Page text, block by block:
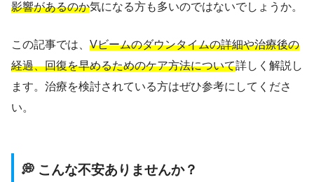
影響があるのか気になる方も多いのではないでしょうか。
この記事では、 Vビームのダウンタイムの詳細や治療後の
経過、回復を早めるためのケア方法について詳しく解説し
ます。治療を検討されている方はぜひ参考にしてくださ
い。
💭 こんな不安ありませんか？